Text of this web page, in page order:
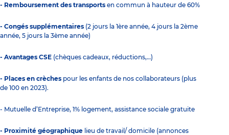
- Remboursement des transports en commun à hauteur de 60%
- Congés supplémentaires (2 jours la 1ère année, 4 jours la 2ème
année, 5 jours la 3ème année)
- Avantages CSE (chèques cadeaux, réductions,…)
- Places en crèches pour les enfants de nos collaborateurs (plus
de 100 en 2023).
- Mutuelle d’Entreprise, 1% logement, assistance sociale gratuite
- Proximité géographique lieu de travail/ domicile (annonces